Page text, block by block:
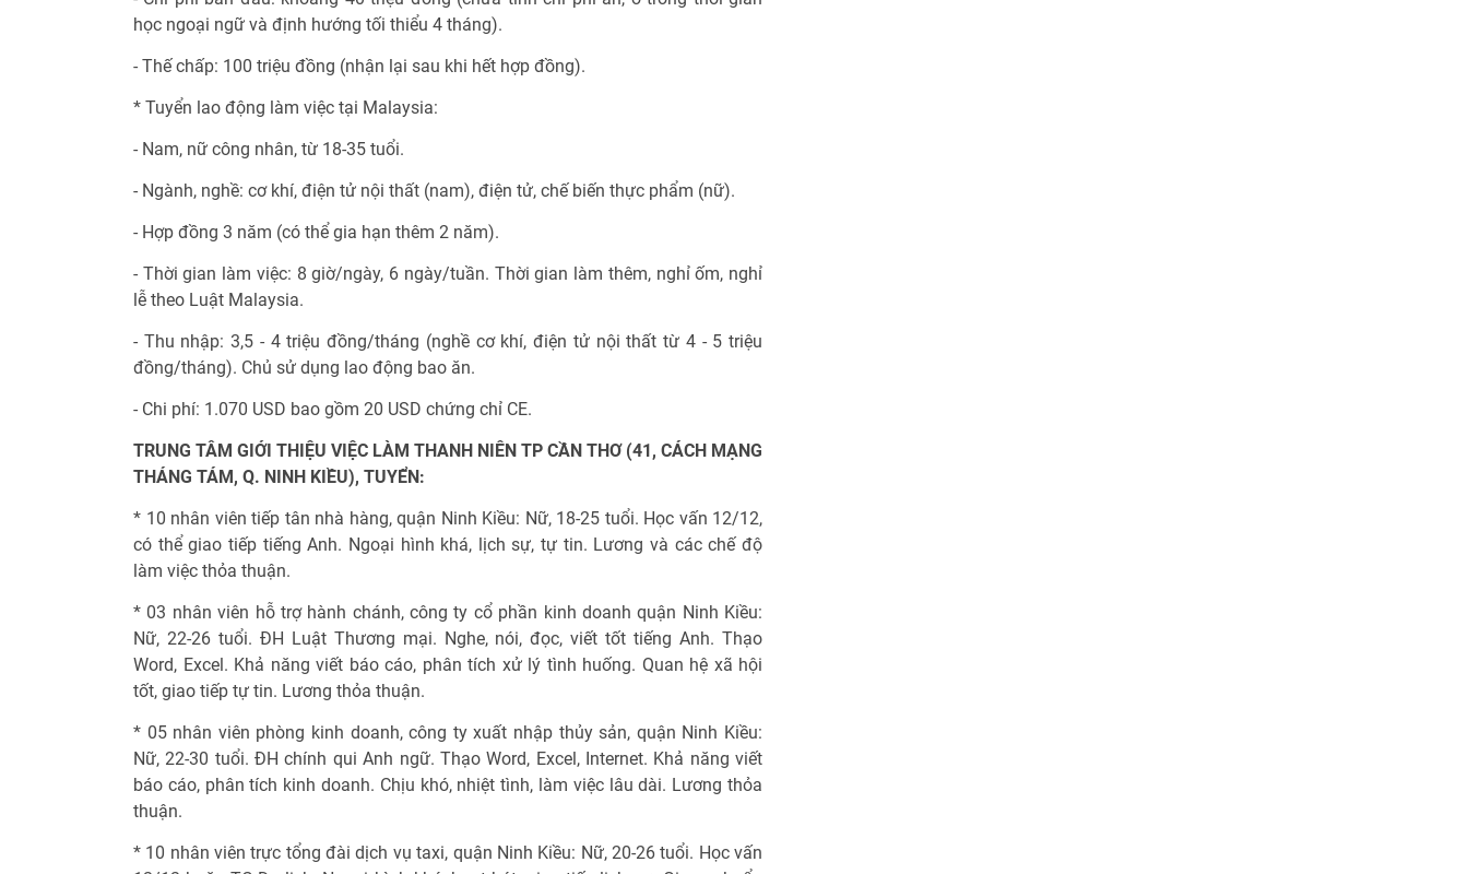
học ngoại ngữ và định hướng tối thiểu 4 tháng).
- Thế chấp: 100 triệu đồng (nhận lại sau khi hết hợp đồng).
* Tuyển lao động làm việc tại Malaysia:
- Nam, nữ công nhân, từ 18-35 tuổi.
- Ngành, nghề: cơ khí, điện tử nội thất (nam), điện tử, chế biến thực phẩm (nữ).
- Hợp đồng 3 năm (có thể gia hạn thêm 2 năm).
- Thời gian làm việc: 8 giờ/ngày, 6 ngày/tuần. Thời gian làm thêm, nghỉ ốm, nghỉ
lễ theo Luật Malaysia.
- Thu nhập: 3,5 - 4 triệu đồng/tháng (nghề cơ khí, điện tử nội thất từ 4 - 5 triệu
đồng/tháng). Chủ sử dụng lao động bao ăn.
- Chi phí: 1.070 USD bao gồm 20 USD chứng chỉ CE.
TRUNG TÂM GIỚI THIỆU VIỆC LÀM THANH NIÊN TP CẦN THƠ (41, CÁCH MẠNG
THÁNG TÁM, Q. NINH KIỀU), TUYỂN:
* 10 nhân viên tiếp tân nhà hàng, quận Ninh Kiều: Nữ, 18-25 tuổi. Học vấn 12/12,
có thể giao tiếp tiếng Anh. Ngoại hình khá, lịch sự, tự tin. Lương và các chế độ
làm việc thỏa thuận.
* 03 nhân viên hỗ trợ hành chánh, công ty cổ phần kinh doanh quận Ninh Kiều:
Nữ, 22-26 tuổi. ĐH Luật Thương mại. Nghe, nói, đọc, viết tốt tiếng Anh. Thạo
Word, Excel. Khả năng viết báo cáo, phân tích xử lý tình huống. Quan hệ xã hội
tốt, giao tiếp tự tin. Lương thỏa thuận.
* 05 nhân viên phòng kinh doanh, công ty xuất nhập thủy sản, quận Ninh Kiều:
Nữ, 22-30 tuổi. ĐH chính qui Anh ngữ. Thạo Word, Excel, Internet. Khả năng viết
báo cáo, phân tích kinh doanh. Chịu khó, nhiệt tình, làm việc lâu dài. Lương thỏa
thuận.
* 10 nhân viên trực tổng đài dịch vụ taxi, quận Ninh Kiều: Nữ, 20-26 tuổi. Học vấn